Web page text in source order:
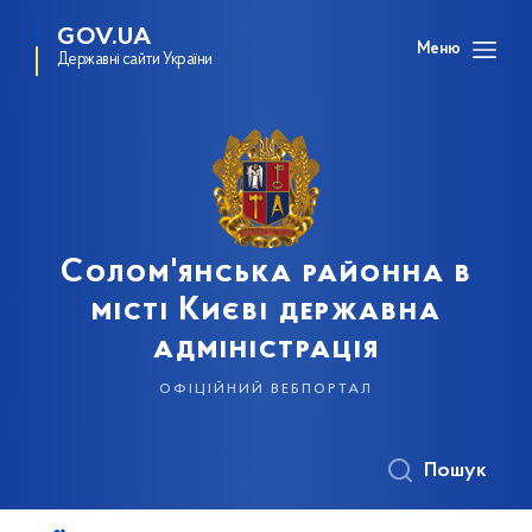
GOV.UA
Державні сайти України
Меню
Солом'янська районна в
місті Києві державна
адміністрація
офіційний вебпортал
Пошук